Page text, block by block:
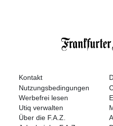
Kontakt
Nutzungsbedingungen
Werbefrei lesen
Utiq verwalten
Über die F.A.Z.